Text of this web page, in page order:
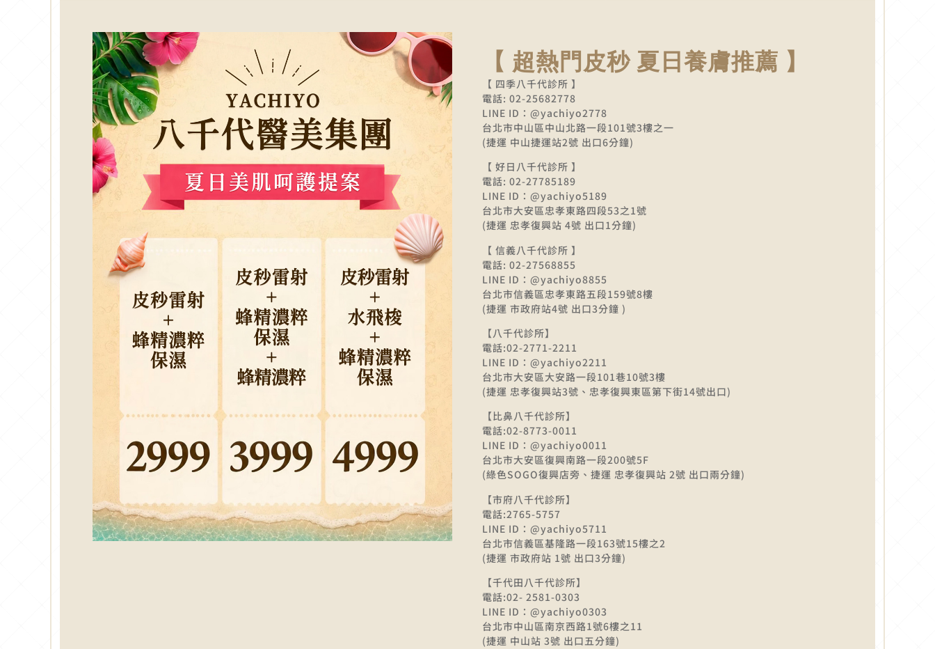
【 超熱門皮秒 夏日養膚推薦 】
【 四季八千代診所 】
電話: 02-25682778
LINE ID：@yachiyo2778
台北市中山區中山北路一段101號3樓之一
(捷運 中山捷運站2號 出口6分鐘)
【 好日八千代診所 】
電話: 02-27785189
LINE ID：@yachiyo5189
台北市大安區忠孝東路四段53之1號
(捷運 忠孝復興站 4號 出口1分鐘)
【 信義八千代診所 】
電話: 02-27568855
LINE ID：@yachiyo8855
台北市信義區忠孝東路五段159號8樓
(捷運 市政府站4號 出口3分鐘 )
【八千代診所】
電話:02-2771-2211
LINE ID：@yachiyo2211
台北市大安區大安路一段101巷10號3樓
(捷運 忠孝復興站3號、忠孝復興東區第下街14號出口)
【比鼻八千代診所】
電話:02-8773-0011
LINE ID：@yachiyo0011
台北市大安區復興南路一段200號5F
(綠色SOGO復興店旁、捷運 忠孝復興站 2號 出口兩分鐘)
【市府八千代診所】
電話:2765-5757
LINE ID：@yachiyo5711
台北市信義區基隆路一段163號15樓之2
(捷運 市政府站 1號 出口3分鐘)
【千代田八千代診所】
電話:02- 2581-0303
LINE ID：@yachiyo0303
台北市中山區南京西路1號6樓之11
(捷運 中山站 3號 出口五分鐘)